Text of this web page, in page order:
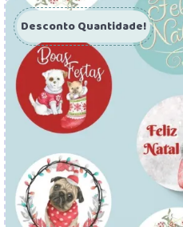
Desconto Quantidade!